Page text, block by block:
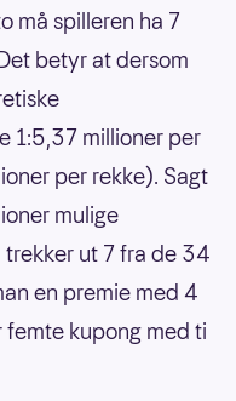
må spilleren ha 7
betyr at dersom
1:5,37 millioner per
per rekke). Sagt
mulige
ut 7 fra de 34
en premie med 4
kupong med ti